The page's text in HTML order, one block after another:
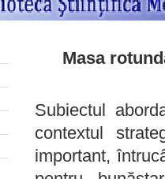
Masa
Subiectul
contextul
important,